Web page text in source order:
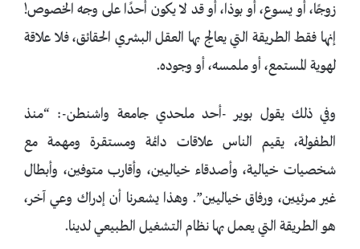
زوجًا، أو يسوع، أو بوذا، أو قد لا يكون أحدًا على وجه الخصوص!
إنها فقط الطريقة التي يعالج بها العقل البشري الحقائق، فلا علاقة
لهوية المستمع، أو ملمسه، أو وجوده.
وفي ذلك يقول بوير -أحد ملحدي جامعة واشنطن-: “منذ
الطفولة، يقيم الناس علاقات دائمة ومستقرة ومهمة مع
شخصيات خيالية، وأصدقاء خياليين، وأقارب متوفين، وأبطال
غير مرئيين، ورفاق خياليين”. وهذا يشعرنا أن إدراك وعي آخر،
هو الطريقة التي يعمل بها نظام التشغيل الطبيعي لدينا.